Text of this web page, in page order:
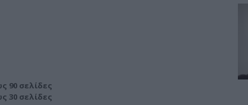
90 σελίδες
30 σελίδες